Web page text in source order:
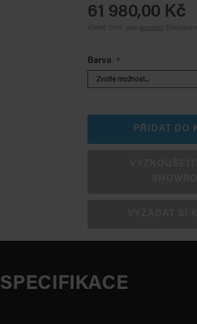
61 980,00 Kč
Včetně DPH., plus doručení Exkluzivní
Barva
PŘIDAT DO
SPECIFIKACE